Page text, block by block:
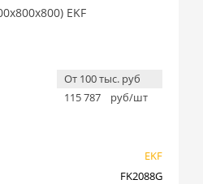
EKF
От 100 тыс. руб
115 787
руб/шт
EKF
FK2088G